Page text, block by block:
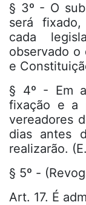
§ 3º - O
será
cada
observado o
e
§ 4º - Em
fixação e a
vereadores
dias antes
realizarão.
§ 5º -
Art. 17. É